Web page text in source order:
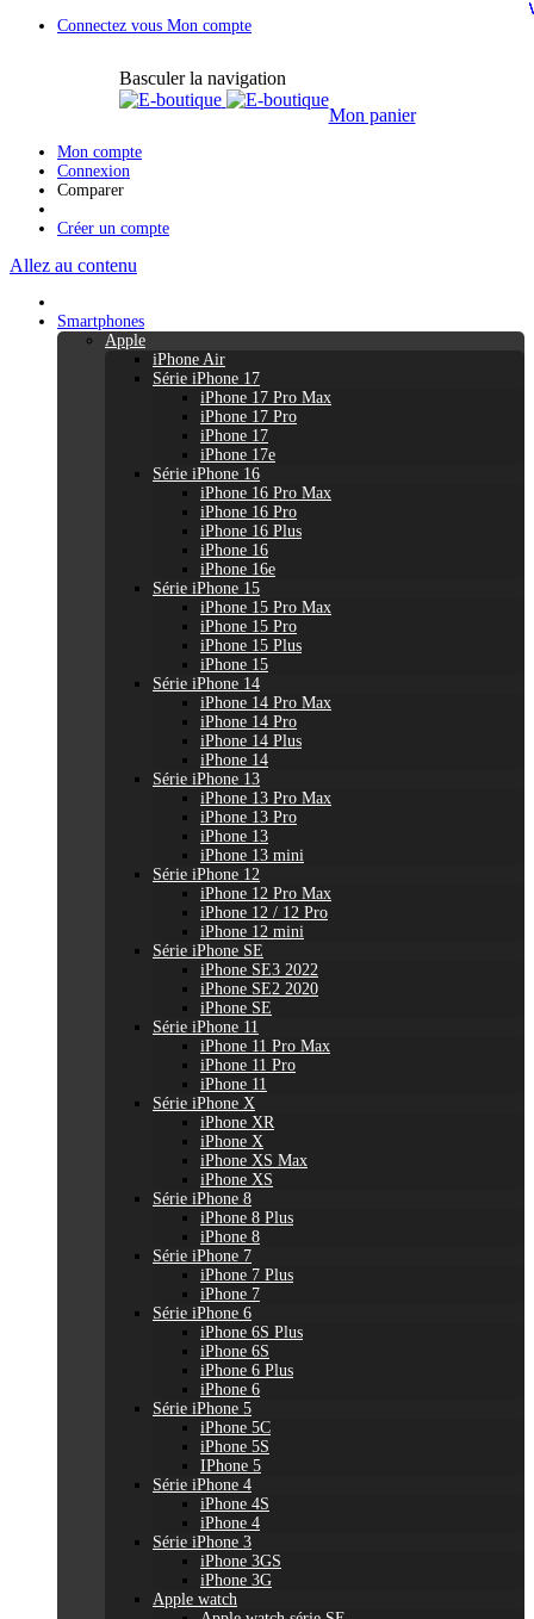
Connectez vous Mon compte
Basculer la navigation
Mon panier
Mon compte
Connexion
Comparer
Créer un compte
Allez au contenu
Smartphones
Apple
iPhone Air
Série iPhone 17
iPhone 17 Pro Max
iPhone 17 Pro
iPhone 17
iPhone 17e
Série iPhone 16
iPhone 16 Pro Max
iPhone 16 Pro
iPhone 16 Plus
iPhone 16
iPhone 16e
Série iPhone 15
iPhone 15 Pro Max
iPhone 15 Pro
iPhone 15 Plus
iPhone 15
Série iPhone 14
iPhone 14 Pro Max
iPhone 14 Pro
iPhone 14 Plus
iPhone 14
Série iPhone 13
iPhone 13 Pro Max
iPhone 13 Pro
iPhone 13
iPhone 13 mini
Série iPhone 12
iPhone 12 Pro Max
iPhone 12 / 12 Pro
iPhone 12 mini
Série iPhone SE
iPhone SE3 2022
iPhone SE2 2020
iPhone SE
Série iPhone 11
iPhone 11 Pro Max
iPhone 11 Pro
iPhone 11
Série iPhone X
iPhone XR
iPhone X
iPhone XS Max
iPhone XS
Série iPhone 8
iPhone 8 Plus
iPhone 8
Série iPhone 7
iPhone 7 Plus
iPhone 7
Série iPhone 6
iPhone 6S Plus
iPhone 6S
iPhone 6 Plus
iPhone 6
Série iPhone 5
iPhone 5C
iPhone 5S
IPhone 5
Série iPhone 4
iPhone 4S
iPhone 4
Série iPhone 3
iPhone 3GS
iPhone 3G
Apple watch